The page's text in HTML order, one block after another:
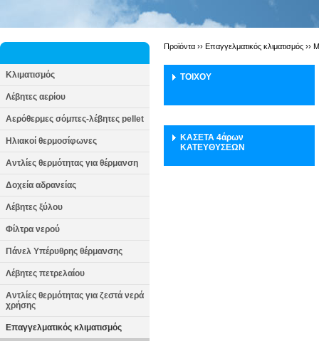
Κλιματισμός
Λέβητες αερίου
Αερόθερμες σόμπες-λέβητες pellet
Ηλιακοί θερμοσίφωνες
Αντλίες θερμότητας για θέρμανση
Δοχεία αδρανείας
Λέβητες ξύλου
Φίλτρα νερού
Πάνελ Υπέρυθρης θέρμανσης
Λέβητες πετρελαίου
Αντλίες θερμότητας για ζεστά νερά
χρήσης
Επαγγελματικός κλιματισμός
Προϊόντα ›› Επαγγελματικός κλιματισμός ››
ΤΟΙΧΟΥ
ΚΑΣΕΤΑ 4άρων
ΚΑΤΕΥΘΥΣΕΩΝ